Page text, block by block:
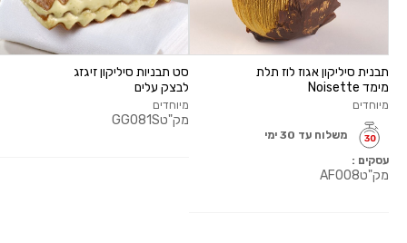
תבנית סיליקון אגוז לוז תלת
מימד Noisette
מיוחדים
משלוח עד 30 ימי
עסקים :
מק"טAF008
סט תבניות סיליקון זיגזג
לבצק עלים
מיוחדים
מק"טGG081S